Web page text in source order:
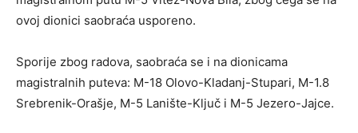
ovoj dionici saobraća usporeno.
Sporije zbog radova, saobraća se i na dionicama
magistralnih puteva: M-18 Olovo-Kladanj-Stupari, M-1.8
Srebrenik-Orašje, M-5 Lanište-Ključ i M-5 Jezero-Jajce.